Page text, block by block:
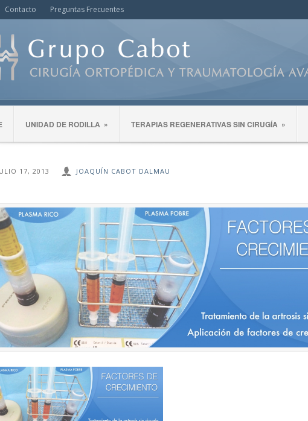
Contacto Preguntas Frecuentes
UNIDAD DE RODILLA » TERAPIAS REGENERATIVAS SIN CIRUGÍA »
17, 2013 JOAQUÍN CABOT DALMAU